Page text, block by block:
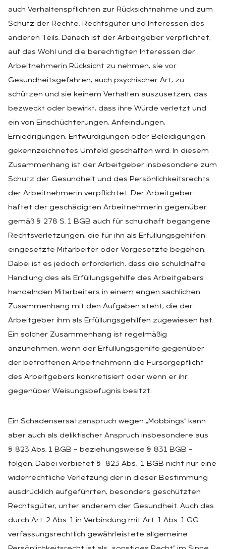
auch Verhaltenspflichten zur Rücksichtnahme und zum
Schutz der Rechte, Rechtsgüter und Interessen des
anderen Teils. Danach ist der Arbeitgeber verpflichtet,
auf das Wohl und die berechtigten Interessen der
Arbeitnehmerin Rücksicht zu nehmen, sie vor
Gesundheitsgefahren, auch psychischer Art, zu
schützen und sie keinem Verhalten auszusetzen, das
bezweckt oder bewirkt, dass ihre Würde verletzt und
ein von Einschüchterungen, Anfeindungen,
Erniedrigungen, Entwürdigungen oder Beleidigungen
gekennzeichnetes Umfeld geschaffen wird. In diesem
Zusammenhang ist der Arbeitgeber insbesondere zum
Schutz der Gesundheit und des Persönlichkeitsrechts
der Arbeitnehmerin verpflichtet. Der Arbeitgeber
haftet der geschädigten Arbeitnehmerin gegenüber
gemäß § 278 S. 1 BGB auch für schuldhaft begangene
Rechtsverletzungen, die für ihn als Erfüllungsgehilfen
eingesetzte Mitarbeiter oder Vorgesetzte begehen.
Dabei ist es jedoch erforderlich, dass die schuldhafte
Handlung des als Erfüllungsgehilfe des Arbeitgebers
handelnden Mitarbeiters in einem engen sachlichen
Zusammenhang mit den Aufgaben steht, die der
Arbeitgeber ihm als Erfüllungsgehilfen zugewiesen hat.
Ein solcher Zusammenhang ist regelmäßig
anzunehmen, wenn der Erfüllungsgehilfe gegenüber
der betroffenen Arbeitnehmerin die Fürsorgepflicht
des Arbeitgebers konkretisiert oder wenn er ihr
gegenüber Weisungsbefugnis besitzt.
Ein Schadensersatzanspruch wegen „Mobbings“ kann
aber auch als deliktischer Anspruch insbesondere aus
§ 823 Abs. 1 BGB – beziehungsweise § 831 BGB –
folgen. Dabei verbietet § 823 Abs. 1 BGB nicht nur eine
widerrechtliche Verletzung der in dieser Bestimmung
ausdrücklich aufgeführten, besonders geschützten
Rechtsgüter, unter anderem der Gesundheit. Auch das
durch Art. 2 Abs. 1 in Verbindung mit Art. 1 Abs. 1 GG
verfassungsrechtlich gewährleistete allgemeine